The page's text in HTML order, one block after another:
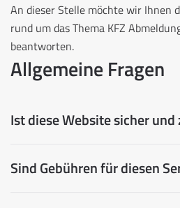
An dieser Stelle möchte wir Ihnen
rund um das Thema KFZ
beantworten.
Allgemeine Fragen
Ist diese Website sicher und
Sind Gebühren für diesen